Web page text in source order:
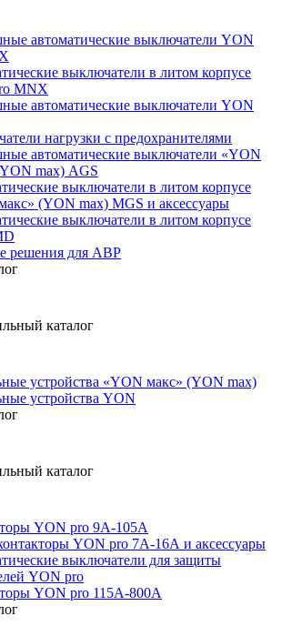
автоматические выключатели YON
выключатели в литом корпусе
MNX
автоматические выключатели YON
нагрузки с предохранителями
автоматические выключатели «YON
max) AGS
выключатели в литом корпусе
(YON max) MGS и аксессуары
выключатели в литом корпусе
решения для АВР
каталог
устройства «YON макс» (YON max)
устройства YON
каталог
YON pro 9А-105А
YON pro 7А-16А и аксессуары
выключатели для защиты
YON pro
YON pro 115А-800А